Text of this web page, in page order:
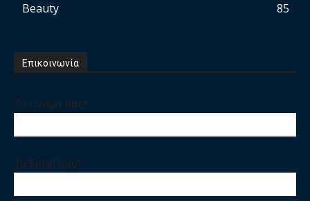
Beauty
85
Επικοινωνία
Το Ονομα σας*
Το Email σας*